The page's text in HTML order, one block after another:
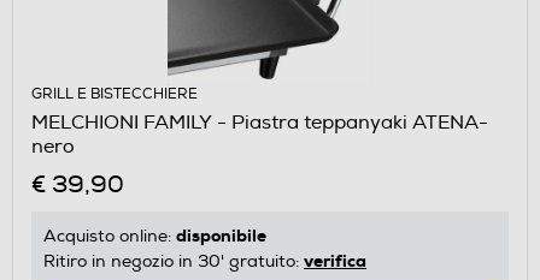
GRILL E BISTECCHIERE
MELCHIONI FAMILY - Piastra teppanyaki ATENA-
nero
€ 39,90
Acquisto online: disponibile
Ritiro in negozio in 30' gratuito: verifica